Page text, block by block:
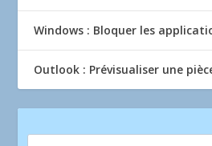
Windows : Bloquer les
Outlook : Prévisualiser une